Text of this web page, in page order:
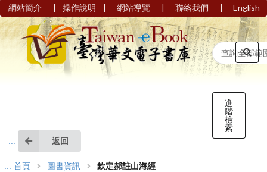
網站簡介 | 操作說明 | 網站導覽 | 聯絡我們 | English
進
階
檢
索
::: 返回
::: 首頁 圖書資訊 欽定郝註山海經